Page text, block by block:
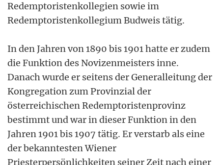
Redemptoristenkollegien sowie im
Redemptoristenkollegium Budweis tätig.
In den Jahren von 1890 bis 1901 hatte er zudem
die Funktion des Novizenmeisters inne.
Danach wurde er seitens der Generalleitung der
Kongregation zum Provinzial der
österreichischen Redemptoristenprovinz
bestimmt und war in dieser Funktion in den
Jahren 1901 bis 1907 tätig. Er verstarb als eine
der bekanntesten Wiener
Priesterpersönlichkeiten seiner Zeit nach einer